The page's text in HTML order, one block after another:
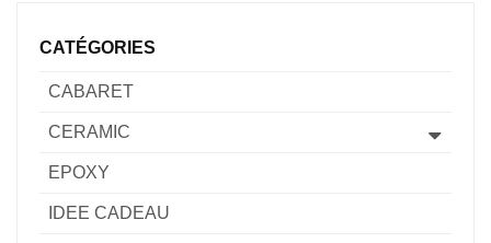
CATÉGORIES
CABARET
CERAMIC
EPOXY
IDEE CADEAU